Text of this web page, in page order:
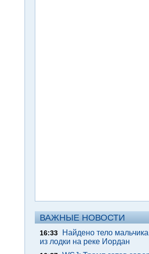
ВАЖНЫЕ НОВОСТИ
16:33
Найдено тело
из лодки на реке Иордан